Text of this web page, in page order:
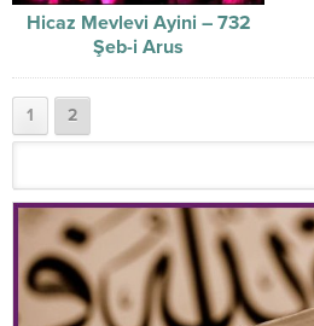
Hicaz Mevlevi Ayini – 732
Şeb-i Arus
1 2